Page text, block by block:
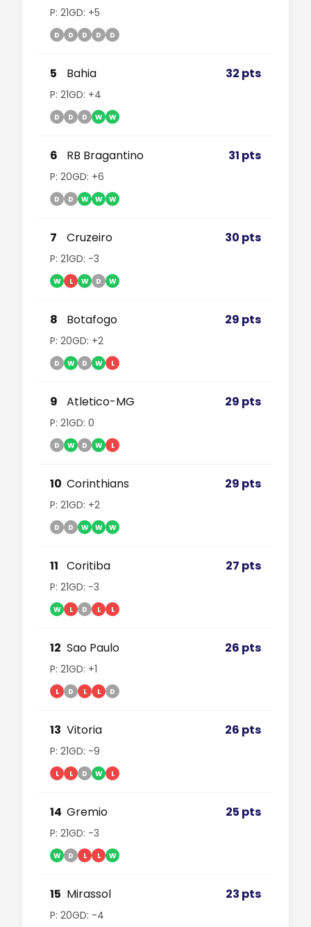
P: 21GD: +5
D D D D D
5 Bahia 32 pts
P: 21GD: +4
D D D W W
6 RB Bragantino 31 pts
P: 20GD: +6
D D W W W
7 Cruzeiro 30 pts
P: 21GD: -3
W L W D W
8 Botafogo 29 pts
P: 20GD: +2
D W D W L
9 Atletico-MG 29 pts
P: 21GD: 0
D W D W L
10 Corinthians 29 pts
P: 21GD: +2
D D W W W
11 Coritiba 27 pts
P: 21GD: -3
W L D L L
12 Sao Paulo 26 pts
P: 21GD: +1
L D L L D
13 Vitoria 26 pts
P: 21GD: -9
L L D W L
14 Gremio 25 pts
P: 21GD: -3
W D L L W
15 Mirassol 23 pts
P: 20GD: -4